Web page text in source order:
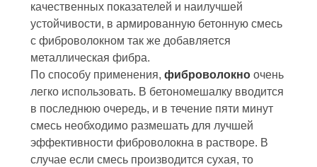
качественных показателей и наилучшей
устойчивости, в армированную бетонную смесь
с фиброволокном так же добавляется
металлическая фибра.
По способу применения, фиброволокноочень
легко использовать. В бетономешалку вводится
в последнюю очередь, и в течение пяти минут
смесь необходимо размешать для лучшей
эффективности фиброволокна в растворе. В
случае если смесь производится сухая, то